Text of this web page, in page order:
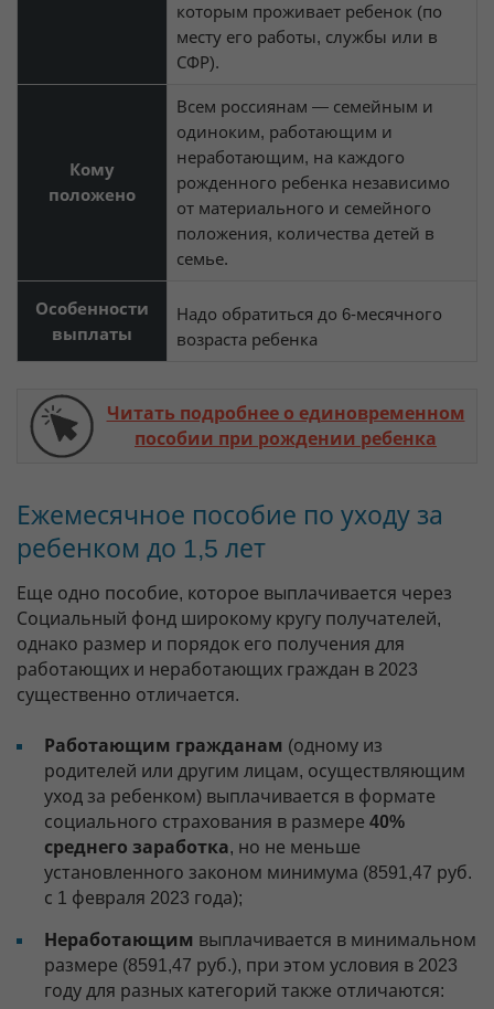
которым проживает ребенок (по
месту его работы, службы или в
СФР).
Кому
положено
Всем россиянам — семейным и
одиноким, работающим и
неработающим, на каждого
рожденного ребенка независимо
от материального и семейного
положения, количества детей в
семье.
Особенности
выплаты
Надо обратиться до 6-месячного
возраста ребенка
Читать подробнее о единовременном
пособии при рождении ребенка
Ежемесячное пособие по уходу за
ребенком до 1,5 лет
Еще одно пособие, которое выплачивается через
Социальный фонд широкому кругу получателей,
однако размер и порядок его получения для
работающих и неработающих граждан в 2023
существенно отличается.
Работающим гражданам (одному из
родителей или другим лицам, осуществляющим
уход за ребенком) выплачивается в формате
социального страхования в размере 40%
среднего заработка, но не меньше
установленного законом минимума (8591,47 руб.
с 1 февраля 2023 года);
Неработающим выплачивается в минимальном
размере (8591,47 руб.), при этом условия в 2023
году для разных категорий также отличаются: